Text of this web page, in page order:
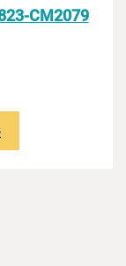
CM2079